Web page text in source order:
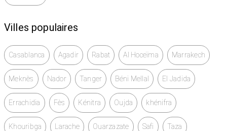
Villes populaires
Casablanca Agadir Rabat Al Hoceïma Marrakech
Meknès Nador Tanger Béni Mellal El Jadida
Errachidia Fès Kénitra Oujda khénifra
Khouribga Larache Ouarzazate Safi Taza